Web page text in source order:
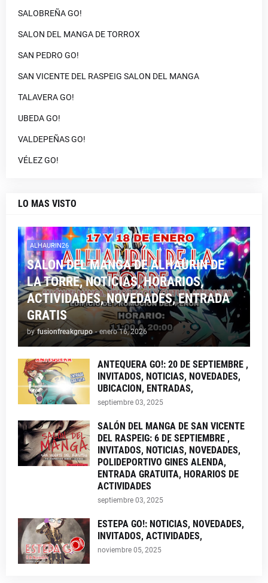
SALOBREÑA GO!
SALON DEL MANGA DE TORROX
SAN PEDRO GO!
SAN VICENTE DEL RASPEIG SALON DEL MANGA
TALAVERA GO!
UBEDA GO!
VALDEPEÑAS GO!
VÉLEZ GO!
LO MAS VISTO
ALHAURIN26
SALON DEL MANGA DE ALHAURIN DE
LA TORRE, NOTICIAS, HORARIOS,
ACTIVIDADES, NOVEDADES, ENTRADA
GRATIS
by fusionfreakgrupo - enero 16, 2026
ANTEQUERA GO!: 20 DE SEPTIEMBRE ,
INVITADOS, NOTICIAS, NOVEDADES,
UBICACION, ENTRADAS,
septiembre 03, 2025
SALÓN DEL MANGA DE SAN VICENTE
DEL RASPEIG: 6 DE SEPTIEMBRE ,
INVITADOS, NOTICIAS, NOVEDADES,
POLIDEPORTIVO GINES ALENDA,
ENTRADA GRATUITA, HORARIOS DE
ACTIVIDADES
septiembre 03, 2025
ESTEPA GO!: NOTICIAS, NOVEDADES,
INVITADOS, ACTIVIDADES,
noviembre 05, 2025